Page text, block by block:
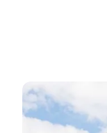
Transport til